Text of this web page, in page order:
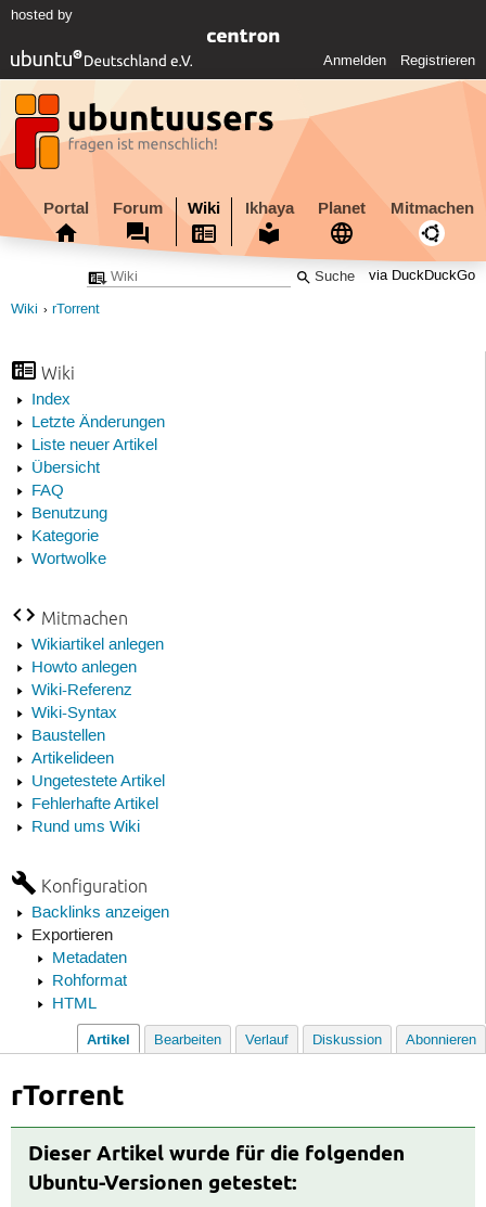
hosted by
Anmelden Registrieren
Portal Forum Wiki Ikhaya Planet Mitmachen
via DuckDuckGo
Wiki rTorrent
Wiki
Index
Letzte Änderungen
Liste neuer Artikel
Übersicht
FAQ
Benutzung
Kategorie
Wortwolke
Mitmachen
Wikiartikel anlegen
Howto anlegen
Wiki-Referenz
Wiki-Syntax
Baustellen
Artikelideen
Ungetestete Artikel
Fehlerhafte Artikel
Rund ums Wiki
Konfiguration
Backlinks anzeigen
Exportieren
Metadaten
Rohformat
HTML
Artikel Bearbeiten Verlauf Diskussion Abonnieren
rTorrent
Dieser Artikel wurde für die folgenden
Ubuntu-Versionen getestet: